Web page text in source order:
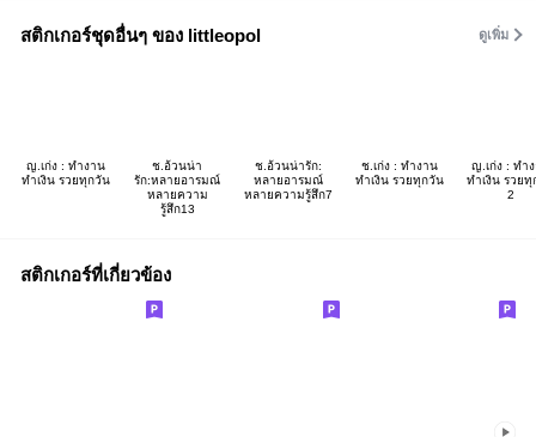
สติกเกอร์ชุดอื่นๆ ของ littleopol ดูเพิ่ม
ญ.เก่ง : ทำงาน
ทำเงิน รวยทุกวัน
ช.อ้วนน่า
รัก:หลายอารมณ์
หลายความ
รู้สึก13
ช.อ้วนน่ารัก:
หลายอารมณ์
หลายความรู้สึก7
ช.เก่ง : ทำงาน
ทำเงิน รวยทุกวัน
ญ.เก่ง : ทำ
ทำเงิน รวยทุ
2
สติกเกอร์ที่เกี่ยวข้อง